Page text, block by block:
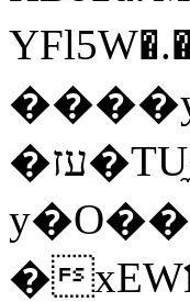
�עז�TU̼���-
�